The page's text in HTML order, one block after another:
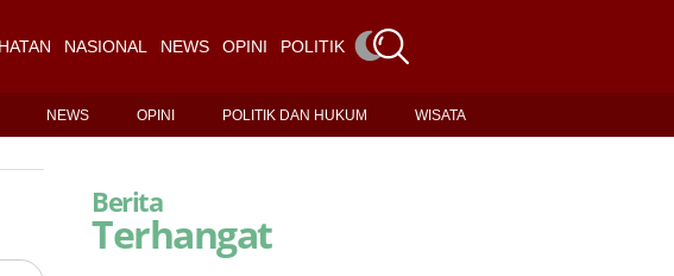
NASIONAL NEWS OPINI POLITIK DAN HUKUM
NEWS OPINI POLITIK DAN HUKUM WISATA
Berita
Terhangat